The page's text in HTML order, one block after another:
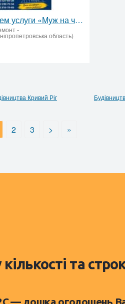
Предоставляем услуги «Муж на час» по городу Самар
-
область)
Кривий Ріг
2 3 > »
та